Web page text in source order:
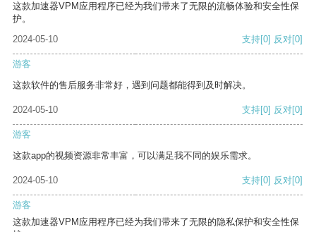
这款加速器VPM应用程序已经为我们带来了无限的流畅体验和安全性保
护。
2024-05-10
支持[0] 反对[0]
游客
这款软件的售后服务非常好，遇到问题都能得到及时解决。
2024-05-10 支持[0] 反对[0]
游客
这款app的视频资源非常丰富，可以满足我不同的娱乐需求。
2024-05-10 支持[0] 反对[0]
游客
这款加速器VPM应用程序已经为我们带来了无限的隐私保护和安全性保